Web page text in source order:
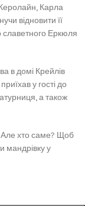
Карла
відновити її
славетного Еркюля
в домі Крейлів
у гості до
а також
Але хто саме? Щоб
мандрівку у